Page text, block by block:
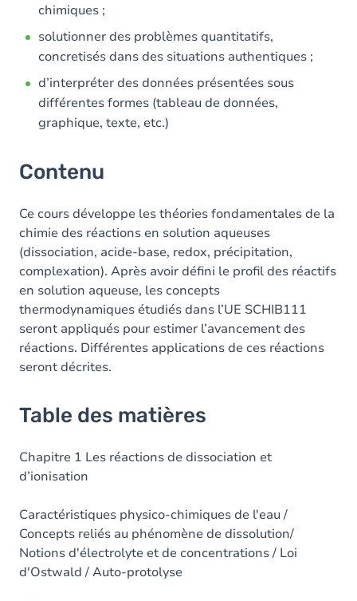
chimiques ;
solutionner des problèmes quantitatifs,
concretisés dans des situations authentiques ;
d’interpréter des données présentées sous
différentes formes (tableau de données,
graphique, texte, etc.)
Contenu
Ce cours développe les théories fondamentales de la
chimie des réactions en solution aqueuses
(dissociation, acide-base, redox, précipitation,
complexation). Après avoir défini le profil des réactifs
en solution aqueuse, les concepts
thermodynamiques étudiés dans l’UE SCHIB111
seront appliqués pour estimer l’avancement des
réactions. Différentes applications de ces réactions
seront décrites.
Table des matières
Chapitre 1 Les réactions de dissociation et
d’ionisation
Caractéristiques physico-chimiques de l'eau /
Concepts reliés au phénomène de dissolution/
Notions d'électrolyte et de concentrations / Loi
d'Ostwald / Auto-protolyse